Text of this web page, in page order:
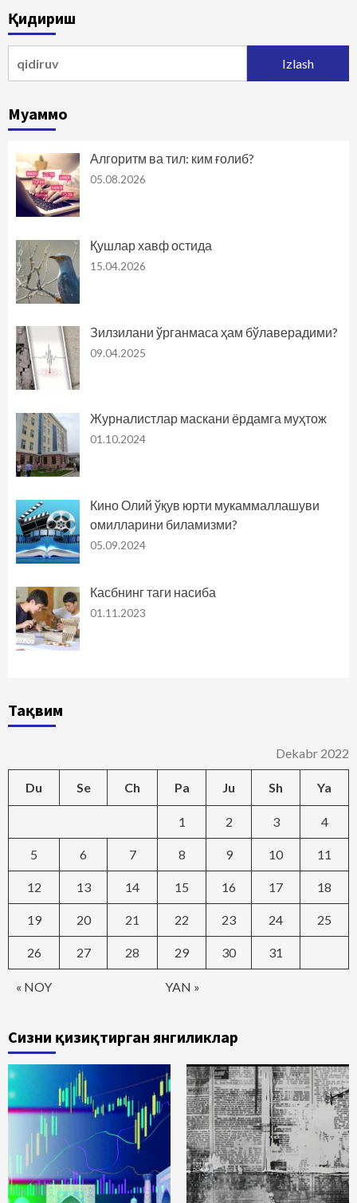
Қидириш
Муаммо
Алгоритм ва тил: ким ғолиб?
05.08.2026
Қушлар хавф остида
15.04.2026
Зилзилани ўрганмаса ҳам бўлаверадими?
09.04.2025
Журналистлар маскани ёрдамга муҳтож
01.10.2024
Кино Олий ўқув юрти мукаммаллашуви
омилларини биламизми?
05.09.2024
Касбнинг таги насиба
01.11.2023
Тақвим
Dekabr 2022
Du Se Ch Pa Ju Sh Ya
« NOY YAN »
1 2 3 4
5 6 7 8 9 10 11
12 13 14 15 16 17 18
19 20 21 22 23 24 25
26 27 28 29 30 31
Сизни қизиқтирган янгиликлар